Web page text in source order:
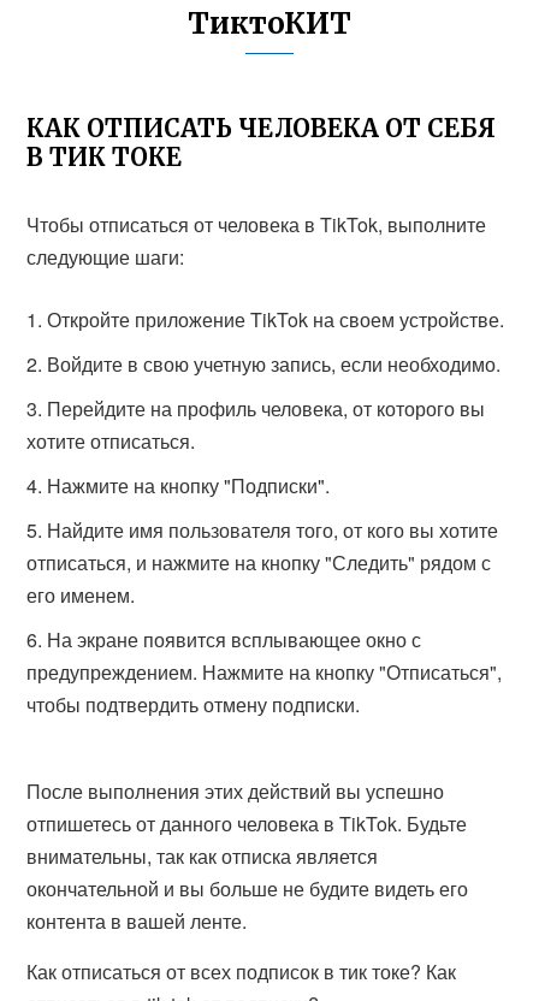
ТиктоКИТ
КАК ОТПИСАТЬ ЧЕЛОВЕКА ОТ СЕБЯ
В ТИК ТОКЕ
Чтобы отписаться от человека в TikTok, выполните
следующие шаги:
Откройте приложение TikTok на своем устройстве.
Войдите в свою учетную запись, если необходимо.
Перейдите на профиль человека, от которого вы
хотите отписаться.
Нажмите на кнопку "Подписки".
Найдите имя пользователя того, от кого вы хотите
отписаться, и нажмите на кнопку "Следить" рядом с
его именем.
На экране появится всплывающее окно с
предупреждением. Нажмите на кнопку "Отписаться",
чтобы подтвердить отмену подписки.
После выполнения этих действий вы успешно
отпишетесь от данного человека в TikTok. Будьте
внимательны, так как отписка является
окончательной и вы больше не будите видеть его
контента в вашей ленте.
Как отписаться от всех подписок в тик токе? Как